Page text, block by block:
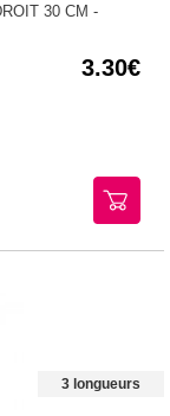
30 CM -
3.30
3 longueurs